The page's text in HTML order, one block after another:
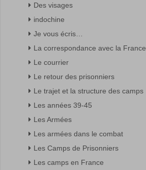
Des visages
indochine
Je vous écris…
La correspondance avec la France
Le courrier
Le retour des prisonniers
Le trajet et la structure des camps
Les années 39-45
Les Armées
Les armées dans le combat
Les Camps de Prisonniers
Les camps en France